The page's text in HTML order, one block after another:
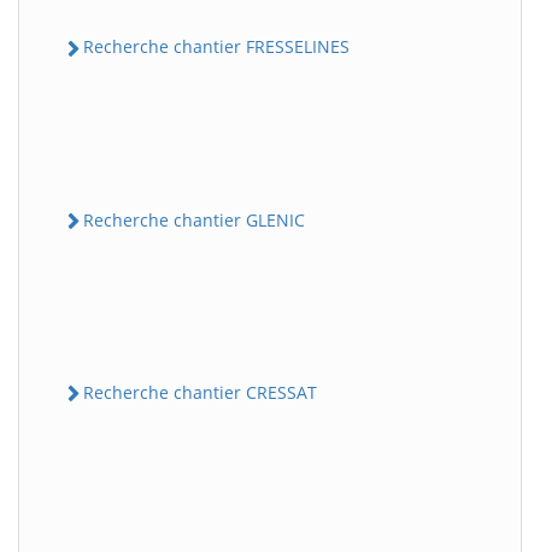
Recherche chantier FRESSELINES
Recherche chantier GLENIC
Recherche chantier CRESSAT